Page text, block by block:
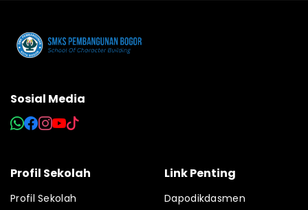
Sosial Media
Profil Sekolah
Profil Sekolah
Link Penting
Dapodikdasmen